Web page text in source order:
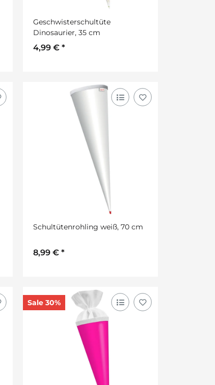
Geschwisterschultüte
Dinosaurier, 35 cm
4,99 € *
Schultütenrohling weiß, 70 cm
8,99 € *
Sale 30%